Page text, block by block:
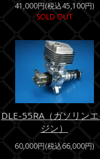
41,000円(税込45,100円)
SOLD OUT
DLE-55RA（ガソリン
ジン）
60,000円(税込66,000円)